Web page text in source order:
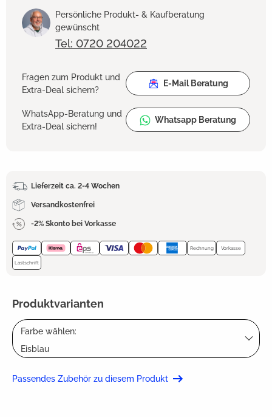
Persönliche Produkt- & Kaufberatung
gewünscht
Tel: 0720 204022
Fragen zum Produkt und
Extra-Deal sichern?
E-Mail Beratung
WhatsApp-Beratung und
Extra-Deal sichern!
Whatsapp Beratung
Lieferzeit ca. 2-4 Wochen
Versandkostenfrei
-2% Skonto bei Vorkasse
Rechnung Vorkasse
Lastschrift
Produktvarianten
Farbe wählen:
Eisblau
Passendes Zubehör zu diesem Produkt